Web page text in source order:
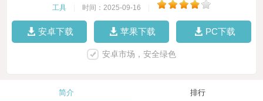
工具 时间：2025-09-16
安卓下载 苹果下载 PC下载
安卓市场，安全绿色
简介 排行